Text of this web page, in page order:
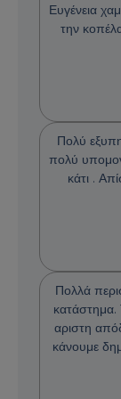
Ευγένεια
την
Πολύ
πολύ
κάτι .
Πολλά
αριστη
κάνουμε